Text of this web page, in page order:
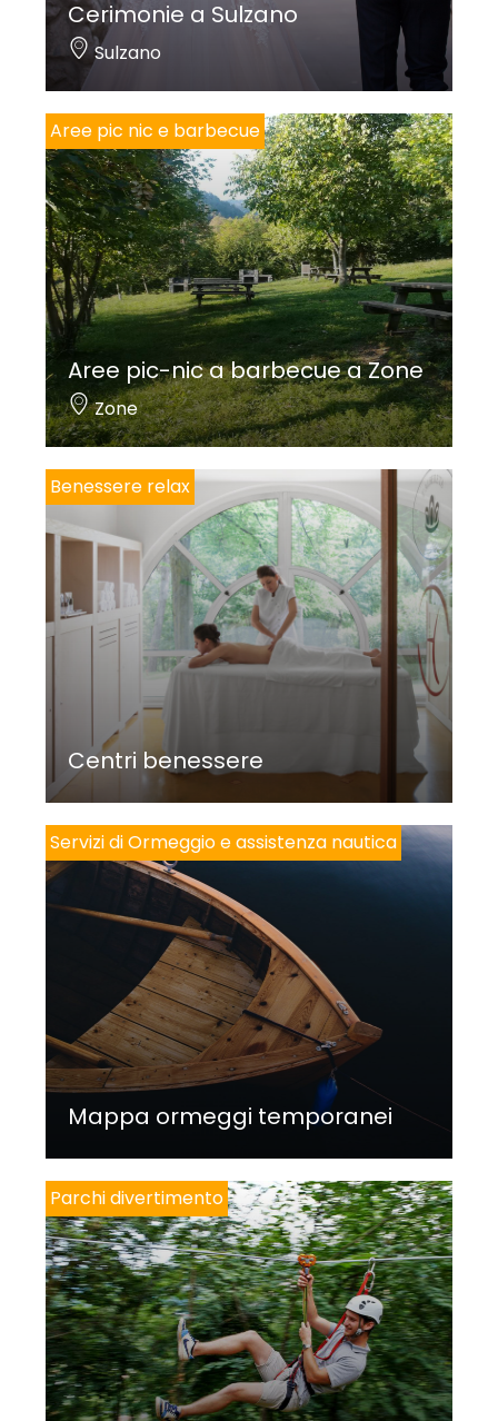
Cerimonie a Sulzano
Sulzano
Aree pic nic e barbecue
Aree pic-nic a barbecue a Zone
Zone
Benessere relax
Centri benessere
Servizi di Ormeggio e assistenza nautica
Mappa ormeggi temporanei
Parchi divertimento